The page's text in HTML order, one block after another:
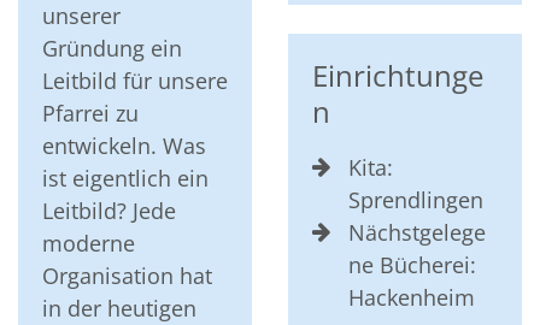
unserer
Gründung ein
Leitbild für unsere
Pfarrei zu
entwickeln. Was
ist eigentlich ein
Leitbild? Jede
moderne
Organisation hat
in der heutigen
Einrichtunge
n
Kita:
Sprendlingen
Nächstgelege
ne Bücherei:
Hackenheim